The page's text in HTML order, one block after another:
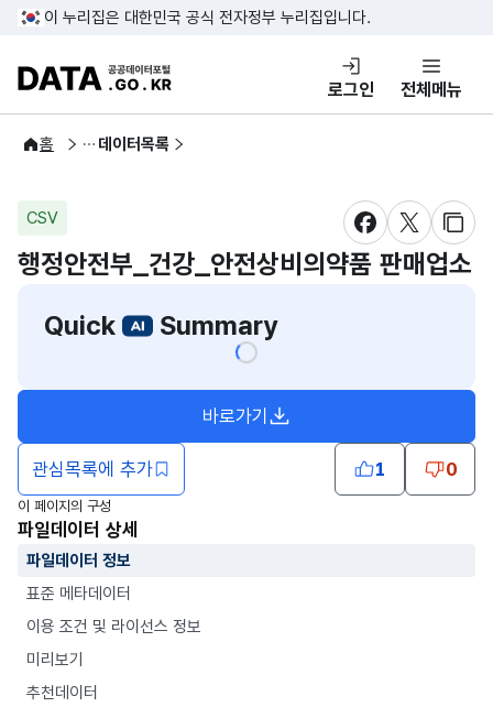
콘텐츠 바로가기
푸터 바로가기
이 누리집은 대한민국 공식 전자정부 누리집입니다.
DATA.GO.KR 공공데이터포털
로그인 전체메뉴
홈
공공데이터 데이터목록
CSV
새창 열림새창 열림
새창
행정안전부_건강_안전상비의약품 판매업소
Quick
Summary
관심목록에 추가
새창열림
바로가기
1 0
이 페이지의 구성
파일데이터 상세
파일데이터 정보
표준 메타데이터
이용 조건 및 라이선스 정보
미리보기
추천데이터